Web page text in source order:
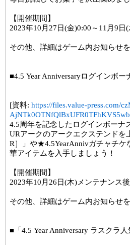
【開催期間】
2023年10月27日(金)0:00～11月9日
その他、詳細はゲーム内お知らせ
■4.5 Year Anniversaryログインボー
[資料: https://files.value-press.com/
4.5周年を記念したログインボーナ
URアークのアークエクステンド
R］」や★4.5YearAnnivガチャチケ
華アイテムを入手しましょう！
【開催期間】
2023年10月26日(木)メンテナンス
その他、詳細はゲーム内お知らせ
■「4.5 Year Anniversary ラスクラ